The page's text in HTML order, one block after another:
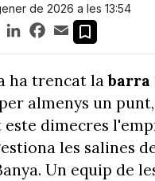
de 2026 a les 13:54
TelegramLinkedInFacebook
Email
ha trencat labarra
almenys un
dimecres
les salines
Un equip de